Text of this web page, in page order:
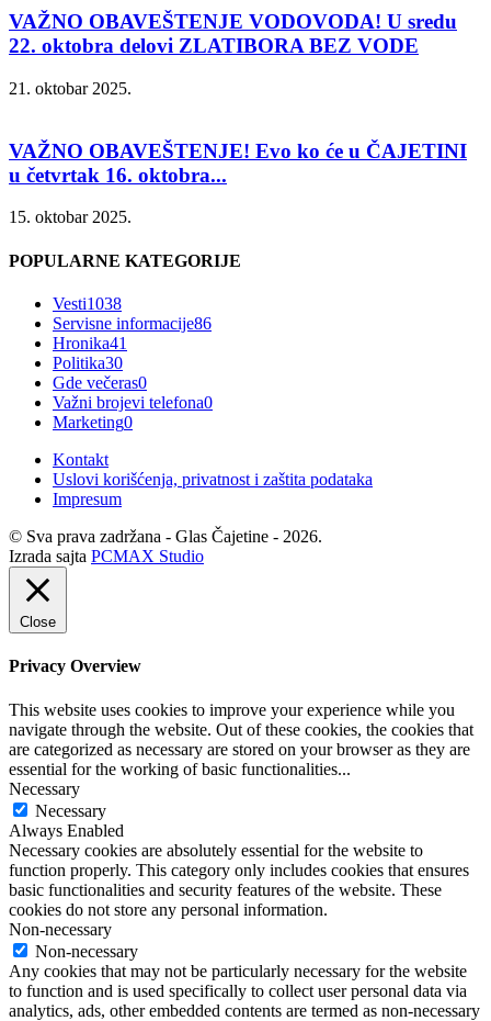
VAŽNO OBAVEŠTENJE VODOVODA! U sredu
22. oktobra delovi ZLATIBORA BEZ VODE
21. oktobar 2025.
VAŽNO OBAVEŠTENJE! Evo ko će u ČAJETINI
u četvrtak 16. oktobra...
15. oktobar 2025.
POPULARNE KATEGORIJE
Vesti1038
Servisne informacije86
Hronika41
Politika30
Gde večeras0
Važni brojevi telefona0
Marketing0
Kontakt
Uslovi korišćenja, privatnost i zaštita podataka
Impresum
© Sva prava zadržana - Glas Čajetine - 2026.
Izrada sajta PCMAX Studio
Close
Privacy Overview
This website uses cookies to improve your experience while you
navigate through the website. Out of these cookies, the cookies that
are categorized as necessary are stored on your browser as they are
essential for the working of basic functionalities...
Necessary
Necessary
Always Enabled
Necessary cookies are absolutely essential for the website to
function properly. This category only includes cookies that ensures
basic functionalities and security features of the website. These
cookies do not store any personal information.
Non-necessary
Non-necessary
Any cookies that may not be particularly necessary for the website
to function and is used specifically to collect user personal data via
analytics, ads, other embedded contents are termed as non-necessary